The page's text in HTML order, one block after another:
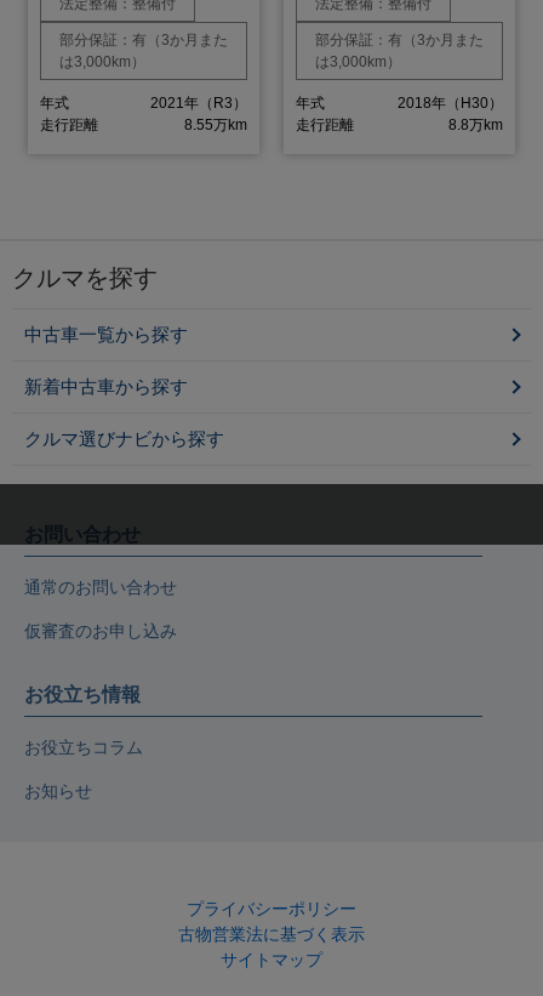
法定整備：整備付
部分保証：有（3か月また
は3,000km）
年式
2021年（R3）
走行距離
8.55万km
法定整備：整備付
部分保証：有（3か月また
は3,000km）
年式
2018年（H30）
走行距離
8.8万km
クルマを探す
中古車一覧から探す
新着中古車から探す
クルマ選びナビから探す
お問い合わせ
通常のお問い合わせ
仮審査のお申し込み
お役立ち情報
お役立ちコラム
お知らせ
プライバシーポリシー
古物営業法に基づく表示
サイトマップ